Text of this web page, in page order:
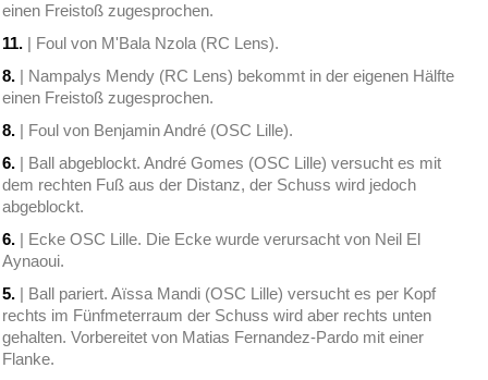
einen Freistoß zugesprochen.
11. | Foul von M'Bala Nzola (RC Lens).
8. | Nampalys Mendy (RC Lens) bekommt in der eigenen Hälfte
einen Freistoß zugesprochen.
8. | Foul von Benjamin André (OSC Lille).
6. | Ball abgeblockt. André Gomes (OSC Lille) versucht es mit
dem rechten Fuß aus der Distanz, der Schuss wird jedoch
abgeblockt.
6. | Ecke OSC Lille. Die Ecke wurde verursacht von Neil El
Aynaoui.
5. | Ball pariert. Aïssa Mandi (OSC Lille) versucht es per Kopf
rechts im Fünfmeterraum der Schuss wird aber rechts unten
gehalten. Vorbereitet von Matias Fernandez-Pardo mit einer
Flanke.